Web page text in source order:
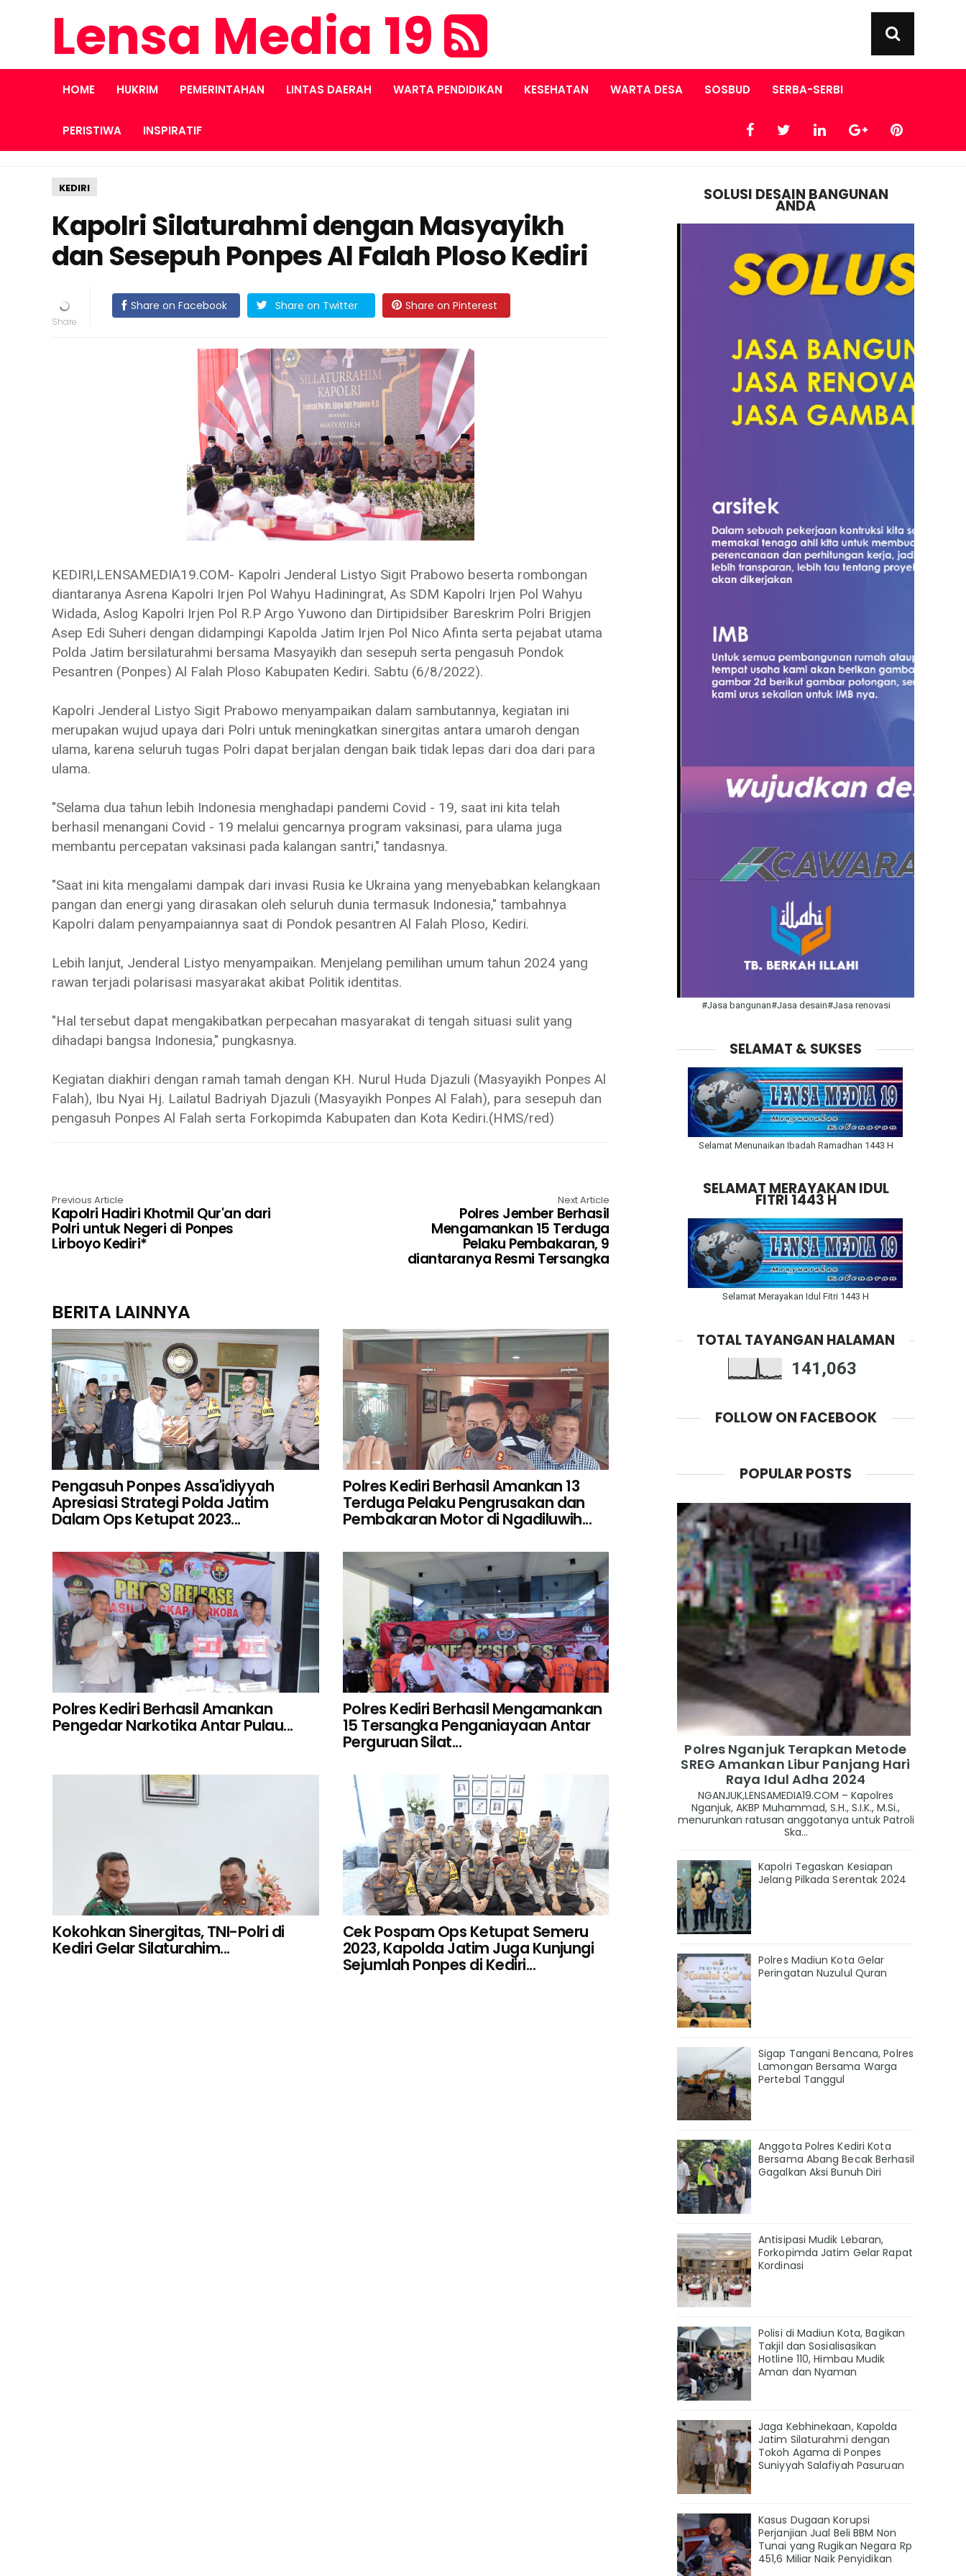
Lensa Media 19
HOME HUKRIM PEMERINTAHAN LINTAS DAERAH WARTA PENDIDIKAN KESEHATAN WARTA DESA SOSBUD SERBA-SERBI
PERISTIWA INSPIRATIF
KEDIRI
Kapolri Silaturahmi dengan Masyayikh
dan Sesepuh Ponpes Al Falah Ploso Kediri
Share on Facebook Share on Twitter Share on Pinterest
KEDIRI,LENSAMEDIA19.COM- Kapolri Jenderal Listyo Sigit Prabowo beserta rombongan
diantaranya Asrena Kapolri Irjen Pol Wahyu Hadiningrat, As SDM Kapolri Irjen Pol Wahyu
Widada, Aslog Kapolri Irjen Pol R.P Argo Yuwono dan Dirtipidsiber Bareskrim Polri Brigjen
Asep Edi Suheri dengan didampingi Kapolda Jatim Irjen Pol Nico Afinta serta pejabat utama
Polda Jatim bersilaturahmi bersama Masyayikh dan sesepuh serta pengasuh Pondok
Pesantren (Ponpes) Al Falah Ploso Kabupaten Kediri. Sabtu (6/8/2022).
Kapolri Jenderal Listyo Sigit Prabowo menyampaikan dalam sambutannya, kegiatan ini
merupakan wujud upaya dari Polri untuk meningkatkan sinergitas antara umaroh dengan
ulama, karena seluruh tugas Polri dapat berjalan dengan baik tidak lepas dari doa dari para
ulama.
"Selama dua tahun lebih Indonesia menghadapi pandemi Covid - 19, saat ini kita telah
berhasil menangani Covid - 19 melalui gencarnya program vaksinasi, para ulama juga
membantu percepatan vaksinasi pada kalangan santri," tandasnya.
"Saat ini kita mengalami dampak dari invasi Rusia ke Ukraina yang menyebabkan kelangkaan
pangan dan energi yang dirasakan oleh seluruh dunia termasuk Indonesia," tambahnya
Kapolri dalam penyampaiannya saat di Pondok pesantren Al Falah Ploso, Kediri.
Lebih lanjut, Jenderal Listyo menyampaikan. Menjelang pemilihan umum tahun 2024 yang
rawan terjadi polarisasi masyarakat akibat Politik identitas.
"Hal tersebut dapat mengakibatkan perpecahan masyarakat di tengah situasi sulit yang
dihadapi bangsa Indonesia," pungkasnya.
Kegiatan diakhiri dengan ramah tamah dengan KH. Nurul Huda Djazuli (Masyayikh Ponpes Al
Falah), Ibu Nyai Hj. Lailatul Badriyah Djazuli (Masyayikh Ponpes Al Falah), para sesepuh dan
pengasuh Ponpes Al Falah serta Forkopimda Kabupaten dan Kota Kediri.(HMS/red)
Previous Article
Kapolri Hadiri Khotmil Qur'an dari
Polri untuk Negeri di Ponpes
Lirboyo Kediri*
Next Article
Polres Jember Berhasil
Mengamankan 15 Terduga
Pelaku Pembakaran, 9
diantaranya Resmi Tersangka
BERITA LAINNYA
Pengasuh Ponpes Assa'idiyyah
Apresiasi Strategi Polda Jatim
Dalam Ops Ketupat 2023...
Polres Kediri Berhasil Amankan 13
Terduga Pelaku Pengrusakan dan
Pembakaran Motor di Ngadiluwih...
Polres Kediri Berhasil Amankan
Pengedar Narkotika Antar Pulau...
Polres Kediri Berhasil Mengamankan
15 Tersangka Penganiayaan Antar
Perguruan Silat...
Kokohkan Sinergitas, TNI-Polri di
Kediri Gelar Silaturahim...
Cek Pospam Ops Ketupat Semeru
2023, Kapolda Jatim Juga Kunjungi
Sejumlah Ponpes di Kediri...
SOLUSI DESAIN BANGUNAN
ANDA
#Jasa bangunan#Jasa desain#Jasa renovasi
SELAMAT & SUKSES
Selamat Menunaikan Ibadah Ramadhan 1443 H
SELAMAT MERAYAKAN IDUL
FITRI 1443 H
Selamat Merayakan Idul Fitri 1443 H
TOTAL TAYANGAN HALAMAN
141,063
FOLLOW ON FACEBOOK
POPULAR POSTS
Polres Nganjuk Terapkan Metode
SREG Amankan Libur Panjang Hari
Raya Idul Adha 2024
NGANJUK,LENSAMEDIA19.COM – Kapolres
Nganjuk, AKBP Muhammad, S.H., S.I.K., M.Si.,
menurunkan ratusan anggotanya untuk Patroli
Ska...
Kapolri Tegaskan Kesiapan
Jelang Pilkada Serentak 2024
Polres Madiun Kota Gelar
Peringatan Nuzulul Quran
Sigap Tangani Bencana, Polres
Lamongan Bersama Warga
Pertebal Tanggul
Anggota Polres Kediri Kota
Bersama Abang Becak Berhasil
Gagalkan Aksi Bunuh Diri
Antisipasi Mudik Lebaran,
Forkopimda Jatim Gelar Rapat
Kordinasi
Polisi di Madiun Kota, Bagikan
Takjil dan Sosialisasikan
Hotline 110, Himbau Mudik
Aman dan Nyaman
Jaga Kebhinekaan, Kapolda
Jatim Silaturahmi dengan
Tokoh Agama di Ponpes
Suniyyah Salafiyah Pasuruan
Kasus Dugaan Korupsi
Perjanjian Jual Beli BBM Non
Tunai yang Rugikan Negara Rp
451,6 Miliar Naik Penyidikan